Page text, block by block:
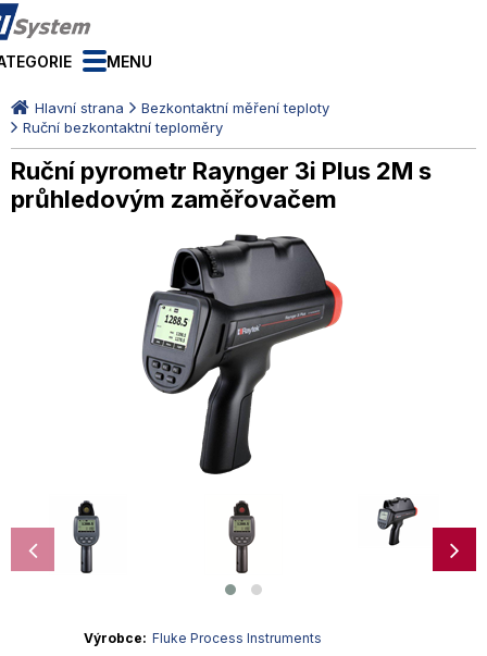
MENU
Hlavní strana
Bezkontaktní měření teploty
Ruční bezkontaktní teploměry
Ruční pyrometr Raynger 3i Plus 2M s
průhledovým zaměřovačem
Výrobce
Fluke Process Instruments